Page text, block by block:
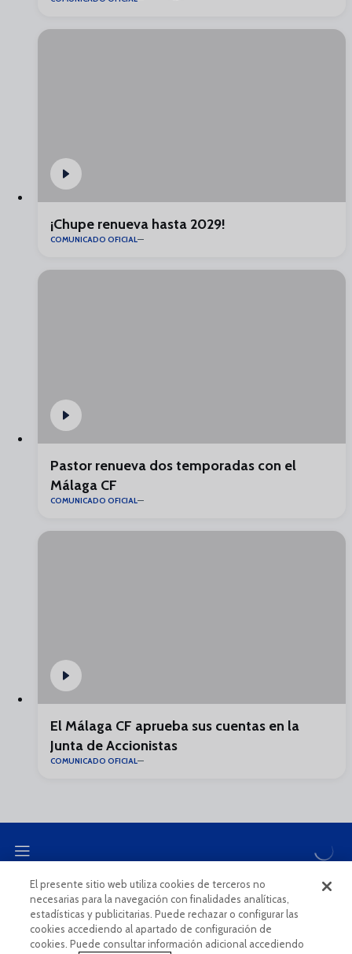
¡Chupe renueva hasta 2029!
COMUNICADO OFICIAL
Pastor renueva dos temporadas con el
Málaga CF
COMUNICADO OFICIAL
El Málaga CF aprueba sus cuentas en la
Junta de Accionistas
COMUNICADO OFICIAL
CANAL ÉTICO
El presente sitio web utiliza cookies de terceros no
necesarias para la navegación con finalidades analíticas,
estadísticas y publicitarias. Puede rechazar o configurar las
cookies accediendo al apartado de configuración de
cookies. Puede consultar información adicional accediendo